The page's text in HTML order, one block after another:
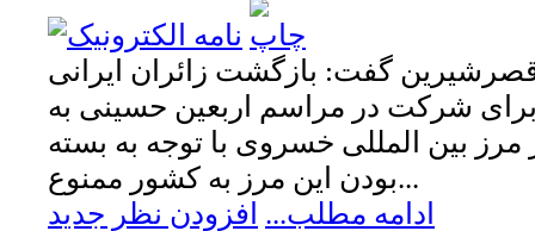
گفت: بازگشت زائران ایرانی
شرکت در مراسم اربعین حسینی به
مرز بین المللی خسروی با توجه به بسته
بودن این مرز به کشور ممنوع...
ادامه مطلب... افزودن نظر جدید